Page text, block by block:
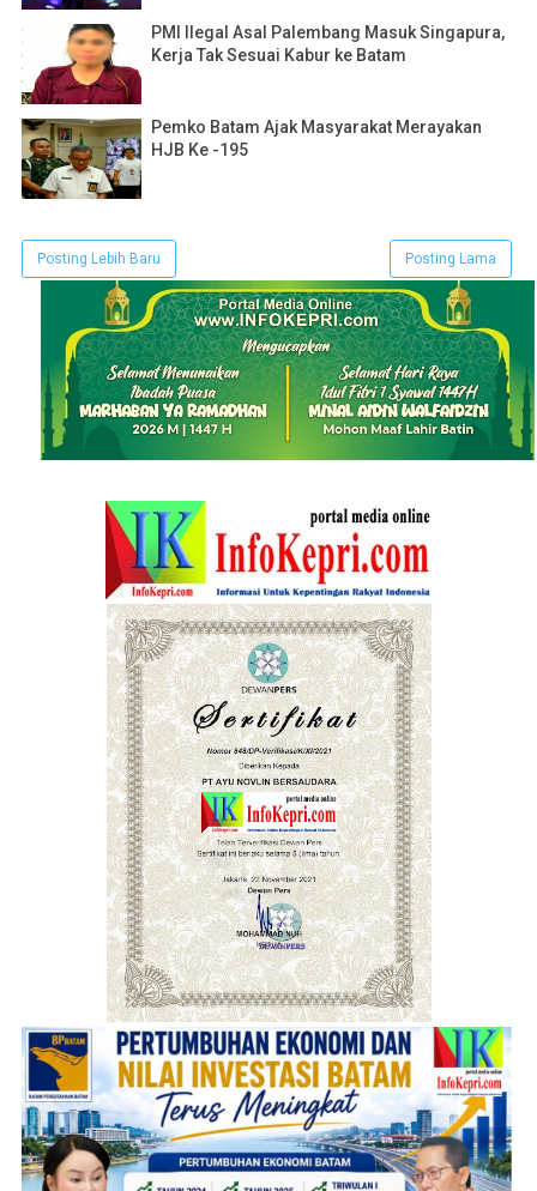
PMI Ilegal Asal Palembang Masuk Singapura,
Kerja Tak Sesuai Kabur ke Batam
Pemko Batam Ajak Masyarakat Merayakan
HJB Ke -195
Posting Lebih Baru Posting Lama